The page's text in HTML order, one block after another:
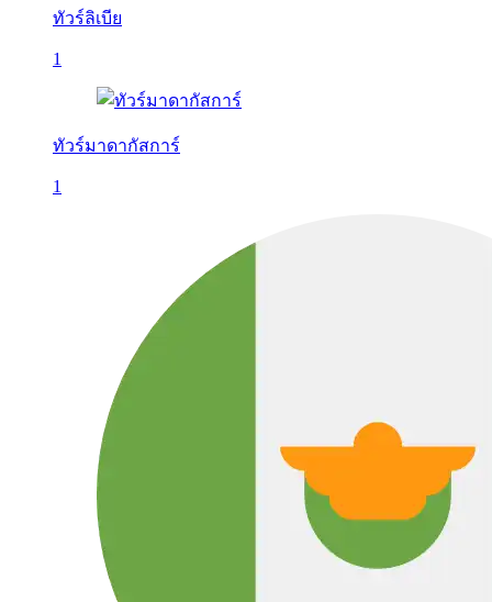
ทัวร์ลิเบีย
1
ทัวร์มาดากัสการ์
1